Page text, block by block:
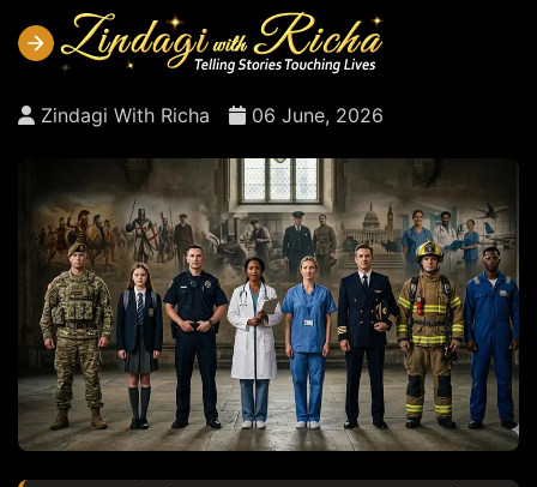
Zindagi With Richa 06 June, 2026